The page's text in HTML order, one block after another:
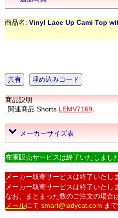
商品名: Vinyl Lace Up Cami Top
共有 埋め込みコード
商品説明
関連商品 Shorts LEMV7169
メーカーサイズ表
在庫販売サービスは終了いたしまし
メーカー取寄サービスは終了いたし
メーカー取寄サービスは終了いたし
なお、まとまった数のご注文の場合
メールにて smart@ladycat.com ま